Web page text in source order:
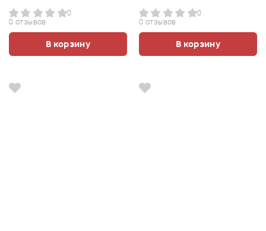
0
0 отзывов
В корзину
0
0 отзывов
В корзину